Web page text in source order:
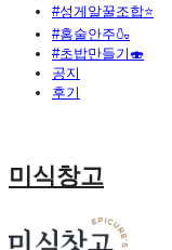
#성게알꿀조합⭐
#홈술안주🍶
#초밥만들기🍣
공지
후기
미식창고